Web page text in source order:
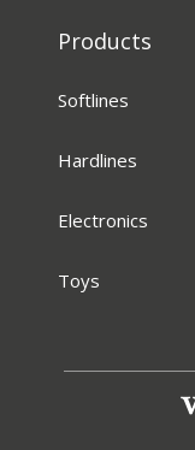
Products
Softlines
Hardlines
Electronics
Toys